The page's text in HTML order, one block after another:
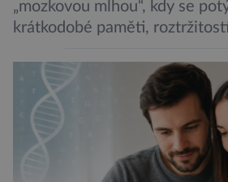
„mozkovou mlhou“, kdy se
krátkodobé paměti,
obtíže byly dlouhou dobu
nedostatku spánku a stresu
novorozence. Nyní se však
stojí změny v mozku
Poporodní mozková mlha, v